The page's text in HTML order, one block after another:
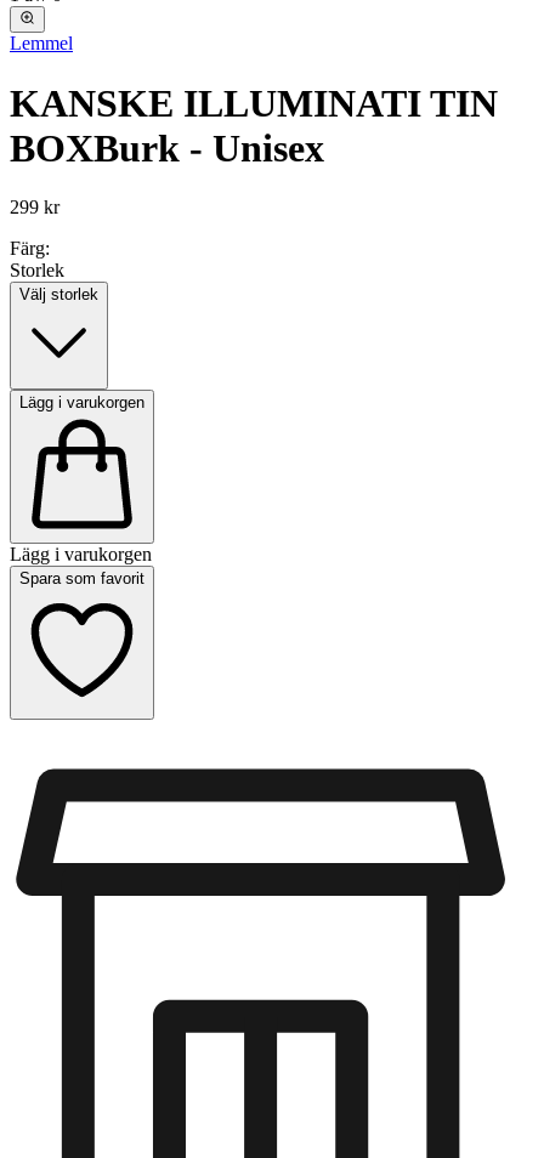
Lemmel
KANSKE ILLUMINATI TIN
BOXBurk - Unisex
299 kr
Färg:
Storlek
Välj storlek
Lägg i varukorgen
Lägg i varukorgen
Spara som favorit